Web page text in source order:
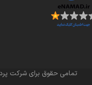
تمامی حقوق برای شرکت